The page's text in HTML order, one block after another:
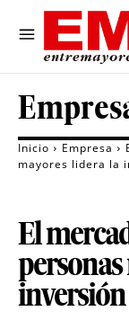
Inicio Empresa
mayores lidera la
El